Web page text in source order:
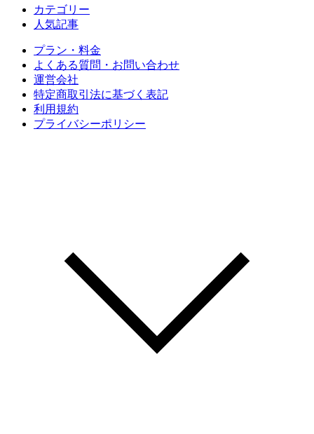
カテゴリー
人気記事
プラン・料金
よくある質問・お問い合わせ
運営会社
特定商取引法に基づく表記
利用規約
プライバシーポリシー